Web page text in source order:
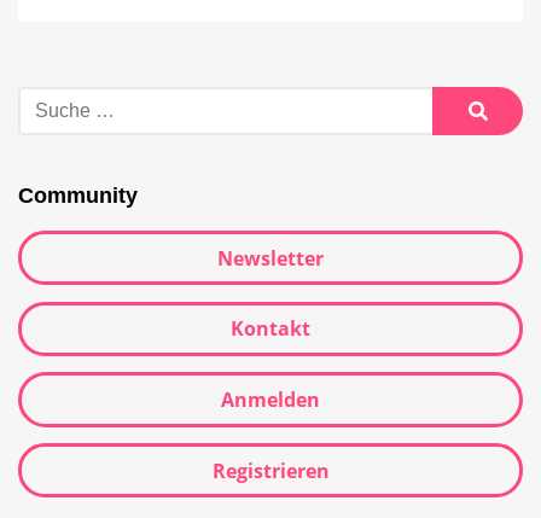
Community
Newsletter
Kontakt
Anmelden
Registrieren